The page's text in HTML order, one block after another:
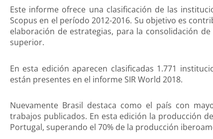
Este informe ofrece una clasificación de las
Scopus en el período 2012-2016. Su objetivo es
elaboración de estrategias, para la consolidación
superior.
En esta edición aparecen clasificadas 1.771
están presentes en el informe SIR World 2018.
Nuevamente Brasil destaca como el país con
trabajos publicados. En esta edición la producción
Portugal, superando el 70% de la producción